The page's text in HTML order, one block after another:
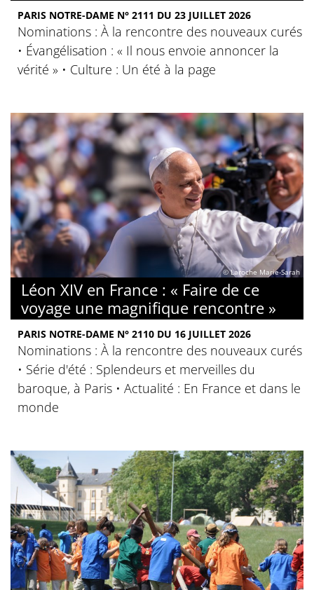
PARIS NOTRE-DAME N° 2111 DU 23 JUILLET 2026
Nominations : À la rencontre des nouveaux curés
• Évangélisation : « Il nous envoie annoncer la
vérité » • Culture : Un été à la page
© Laroche Marie-Sarah
Léon XIV en France : « Faire de ce
voyage une magnifique rencontre »
PARIS NOTRE-DAME N° 2110 DU 16 JUILLET 2026
Nominations : À la rencontre des nouveaux curés
• Série d'été : Splendeurs et merveilles du
baroque, à Paris • Actualité : En France et dans le
monde